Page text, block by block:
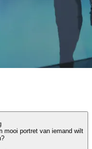
mooi portret van iemand wilt